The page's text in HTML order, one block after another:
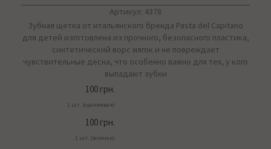
Артикул: 4378
Зубная щетка от итальянского бренда Pasta del Capitano
для детей изготовлена из прочного, безопасного пластика,
синтетический ворс мягок и не повреждает
чувствительные десна, что особенно важно для тех, у кого
выпадают зубки
100 грн.
1 шт. (оранжевая)
100 грн.
1 шт. (зеленая)